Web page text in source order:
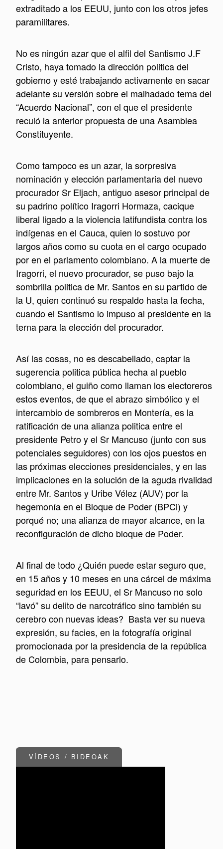
extraditado a los EEUU, junto con los otros jefes
paramilitares.
No es ningún azar que el alfil del Santismo J.F
Cristo, haya tomado la dirección politica del
gobierno y esté trabajando activamente en sacar
adelante su versión sobre el malhadado tema del
“Acuerdo Nacional”, con el que el presidente
reculó la anterior propuesta de una Asamblea
Constituyente.
Como tampoco es un azar, la sorpresiva
nominación y elección parlamentaria del nuevo
procurador Sr Eljach, antiguo asesor principal de
su padrino político Iragorri Hormaza, cacique
liberal ligado a la violencia latifundista contra los
indígenas en el Cauca, quien lo sostuvo por
largos años como su cuota en el cargo ocupado
por en el parlamento colombiano. A la muerte de
Iragorri, el nuevo procurador, se puso bajo la
sombrilla politica de Mr. Santos en su partido de
la U, quien continuó su respaldo hasta la fecha,
cuando el Santismo lo impuso al presidente en la
terna para la elección del procurador.
Así las cosas, no es descabellado, captar la
sugerencia politica pública hecha al pueblo
colombiano, el guiño como llaman los electoreros
estos eventos, de que el abrazo simbólico y el
intercambio de sombreros en Montería, es la
ratificación de una alianza politica entre el
presidente Petro y el Sr Mancuso (junto con sus
potenciales seguidores) con los ojos puestos en
las próximas elecciones presidenciales, y en las
implicaciones en la solución de la aguda rivalidad
entre Mr. Santos y Uribe Vélez (AUV) por la
hegemonía en el Bloque de Poder (BPCi) y
porqué no; una alianza de mayor alcance, en la
reconfiguración de dicho bloque de Poder.
Al final de todo ¿Quién puede estar seguro que,
en 15 años y 10 meses en una cárcel de máxima
seguridad en los EEUU, el Sr Mancuso no solo
“lavó” su delito de narcotráfico sino también su
cerebro con nuevas ideas? Basta ver su nueva
expresión, su facies, en la fotografía original
promocionada por la presidencia de la república
de Colombia, para pensarlo.
VÍDEOS / BIDEOAK